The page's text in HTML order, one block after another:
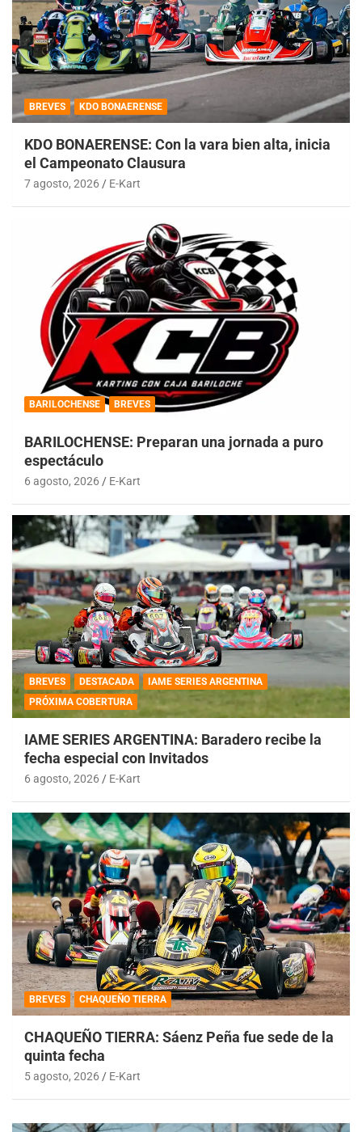
BREVES KDO BONAERENSE
KDO BONAERENSE: Con la vara bien alta, inicia
el Campeonato Clausura
7 agosto, 2026 E-Kart
BARILOCHENSE BREVES
BARILOCHENSE: Preparan una jornada a puro
espectáculo
6 agosto, 2026 E-Kart
BREVES DESTACADA
IAME SERIES ARGENTINA
PRÓXIMA COBERTURA
IAME SERIES ARGENTINA: Baradero recibe la
fecha especial con Invitados
6 agosto, 2026 E-Kart
BREVES CHAQUEÑO TIERRA
CHAQUEÑO TIERRA: Sáenz Peña fue sede de la
quinta fecha
5 agosto, 2026 E-Kart